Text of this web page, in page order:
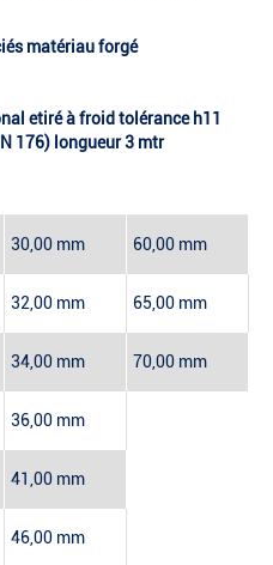
matériau forgé
etiré à froid tolérance h11
176) longueur 3 mtr
30,00 mm 60,00 mm
32,00 mm 65,00 mm
34,00 mm 70,00 mm
36,00 mm
41,00 mm
46,00 mm